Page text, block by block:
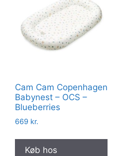
Cam Cam Copenhagen
Babynest – OCS –
Blueberries
669 kr.
Køb hos